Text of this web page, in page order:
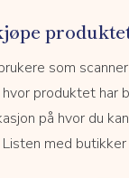
som
produktet har
på hvor du
med